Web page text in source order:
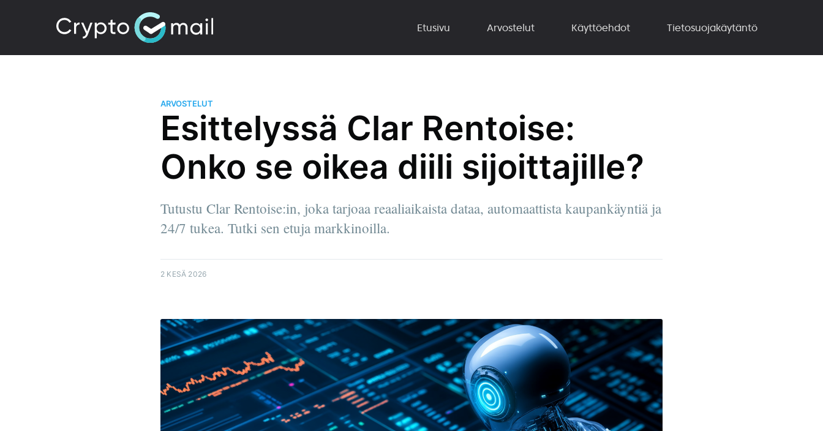
Etusivu Arvostelut Käyttöehdot Tietosuojakäytäntö
ARVOSTELUT
Esittelyssä Clar Rentoise:
Onko se oikea diili sijoittajille?
Tutustu Clar Rentoise:in, joka tarjoaa reaaliaikaista dataa, automaattista kaupankäyntiä ja
24/7 tukea. Tutki sen etuja markkinoilla.
2 KESÄ 2026